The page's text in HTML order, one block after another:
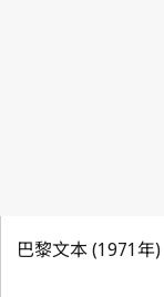
巴黎文本 (1971年)